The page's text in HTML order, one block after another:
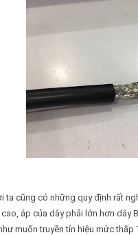
cũng có những quy định rất
áp của dây phải lớn hơn
muốn truyền tín hiệu mức